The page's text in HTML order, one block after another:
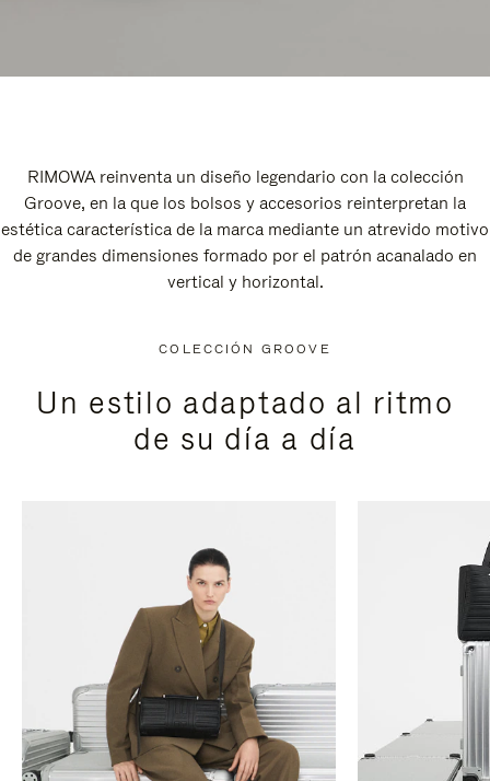
RIMOWA reinventa un diseño legendario con la colección
Groove, en la que los bolsos y accesorios reinterpretan la
estética característica de la marca mediante un atrevido motivo
de grandes dimensiones formado por el patrón acanalado en
vertical y horizontal.
COLECCIÓN GROOVE
Un estilo adaptado al ritmo
de su día a día